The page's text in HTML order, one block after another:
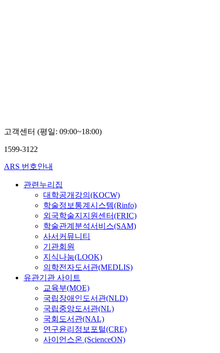
고객센터 (평일: 09:00~18:00)
1599-3122
ARS 번호안내
관련누리집
대학공개강의(KOCW)
학술정보통계시스템(Rinfo)
외국학술지지원센터(FRIC)
학술관계분석서비스(SAM)
사서커뮤니티
기관회원
지식나눔(LOOK)
의학전자도서관(MEDLIS)
유관기관 사이트
교육부(MOE)
국립장애인도서관(NLD)
국립중앙도서관(NL)
국회도서관(NAL)
연구윤리정보포털(CRE)
사이언스온 (ScienceON)